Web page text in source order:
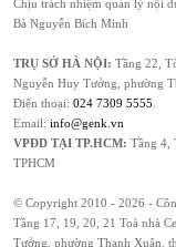
Chịu trách nhiệm quản lý nội
Bà Nguyễn Bích Minh
TRỤ SỞ HÀ NỘI: Tầng 22,
Nguyễn Huy Tưởng, phường
Điện thoại: 024 7309 5555
Email: info@genk.vn
VPĐD TẠI TP.HCM: Tầng 4,
TPHCM
© Copyright 2010 - 2026 -
Tầng 17, 19, 20, 21 Toà nhà
Tưởng, phường Thanh Xuân,